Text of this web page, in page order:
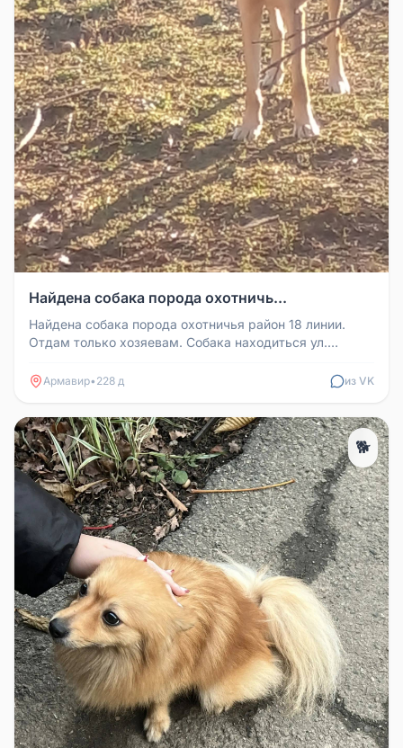
Найдена собака порода охотничь...
Найдена собака порода охотничья район 18 линии.
Отдам только хозяевам. Собака находиться ул.
Армавир• 228 д из VK
🐕